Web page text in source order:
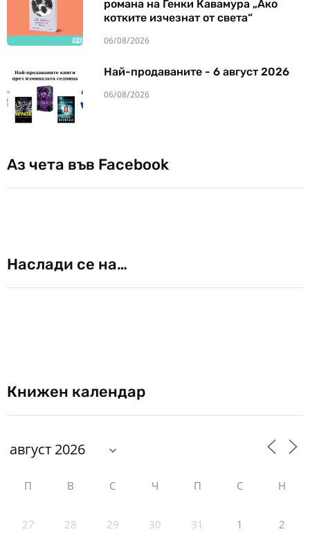
романа на Генки Кавамура „Ако
котките изчезнат от света“
06/08/2026
Най-продаваните - 6 август 2026
06/08/2026
Аз чета във Facebook
Наслади се на…
Книжен календар
П В С Ч П С Н
27 28 29 30 31 1 2